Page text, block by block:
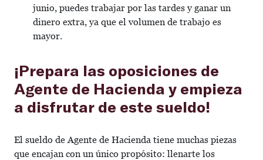
junio, puedes trabajar por las tardes y ganar un
dinero extra, ya que el volumen de trabajo es
mayor.
¡Prepara las oposiciones de
Agente de Hacienda y empieza
a disfrutar de este sueldo!
El sueldo de Agente de Hacienda tiene muchas piezas
que encajan con un único propósito: llenarte los